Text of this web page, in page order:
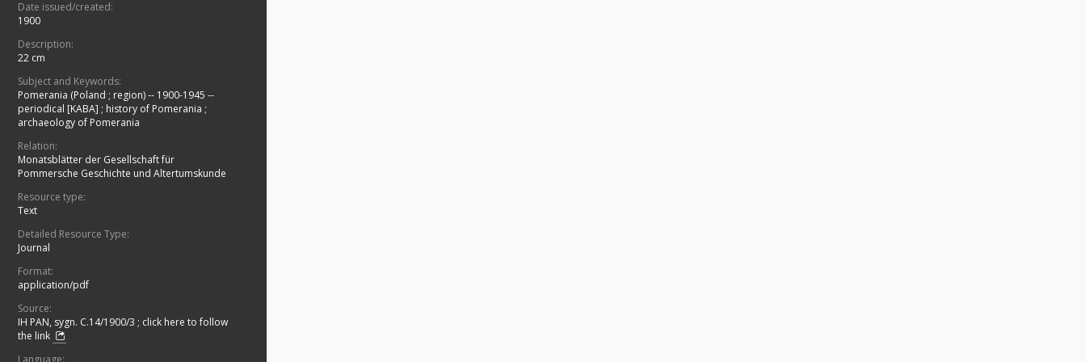
Date issued/created:
1900
Description:
22 cm
Subject and Keywords:
Pomerania (Poland ; region) -- 1900-1945 --
periodical [KABA] ; history of Pomerania ;
archaeology of Pomerania
Relation:
Monatsblätter der Gesellschaft für
Pommersche Geschichte und Altertumskunde
Resource type:
Text
Detailed Resource Type:
Journal
Format:
application/pdf
Source:
IH PAN, sygn. C.14/1900/3 ; click here to follow
the link